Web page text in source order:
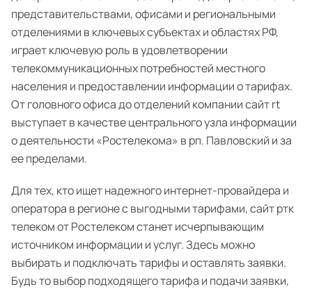
представительствами, офисами и региональными
отделениями в ключевых субъектах и областях РФ,
играет ключевую роль в удовлетворении
телекоммуникационных потребностей местного
населения и предоставлении информации о тарифах.
От головного офиса до отделений компании сайт rt
выступает в качестве центрального узла информации
о деятельности «Ростелекома» в рп. Павловский и за
ее пределами.
Для тех, кто ищет надежного интернет-провайдера и
оператора в регионе с выгодными тарифами, сайт ртк
телеком от Ростелеком станет исчерпывающим
источником информации и услуг. Здесь можно
выбирать и подключать тарифы и оставлять заявки.
Будь то выбор подходящего тарифа и подачи заявки,